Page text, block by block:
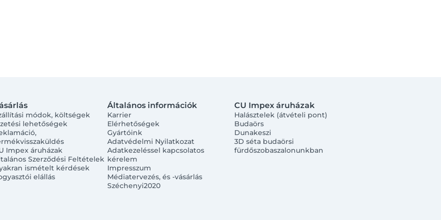
módok, költségek
lehetőségek
Impex áruházak
Szerződési Feltételek
ismételt kérdések
elállás
Általános információk
Karrier
Elérhetőségek
Gyártóink
Adatvédelmi Nyilatkozat
Adatkezeléssel kapcsolatos
kérelem
Impresszum
Médiatervezés, és -vásárlás
Széchenyi2020
CU Impex áruházak
Halásztelek (átvételi pont)
Budaörs
Dunakeszi
3D séta budaörsi
fürdőszobaszalonunkban